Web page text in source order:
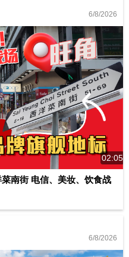
6/8/2026
02:05
南街 电信、美妆、饮食战
6/8/2026